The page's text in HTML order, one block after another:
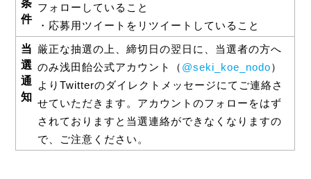
条
件
フォローしていること
・応募用ツイートをリツイートしていること
当
選
通
知
厳正な抽選の上、締切日の翌日に、当選者の方へ
のみ浅田飴公式アカウント（ @seki_koe_nodo）
よりTwitterのダイレクトメッセージにてご連絡さ
せていただきます。アカウントのフォローをはず
されておりますと当選連絡ができなくなりますの
で、ご注意ください。